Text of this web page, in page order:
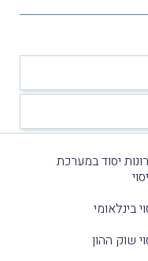
יסוד במערכת
בינלאומי
שוק ההון